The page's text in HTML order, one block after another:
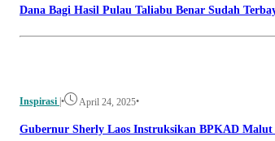
Dana Bagi Hasil Pulau Taliabu Benar Sudah
Inspirasi • April 24, 2025•
Gubernur Sherly Laos Instruksikan BPKAD Malut